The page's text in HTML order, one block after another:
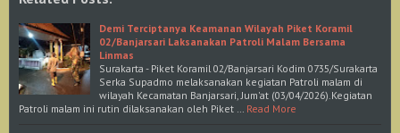
Demi Terciptanya Keamanan Wilayah Piket Koramil
02/Banjarsari Laksanakan Patroli Malam Bersama
Linmas
Surakarta - Piket Koramil 02/Banjarsari Kodim 0735/Surakarta
Serka Supadmo melaksanakan kegiatan Patroli malam di
wilayah Kecamatan Banjarsari, Jum'at (03/04/2026).Kegiatan
Patroli malam ini rutin dilaksanakan oleh Piket … Read More